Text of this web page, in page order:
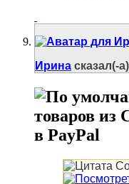
Ирина сказал(-
товаров
в PayPal